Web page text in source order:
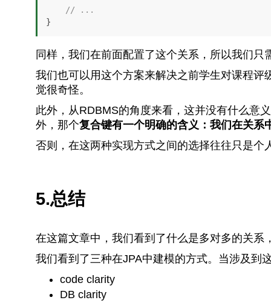
// ...
}
同样，我们在前面配置了这个关系，所以我们
我们也可以用这个方案来解决之前学生对课程
觉很奇怪。
此外，从RDBMS的角度来看，这并没有什么意
外，那个复合键有一个明确的含义：我们在关系
否则，在这两种实现方式之间的选择往往只是个
5.总结
在这篇文章中，我们看到了什么是多对多的关
我们看到了三种在JPA中建模的方式。当涉及到
code clarity
DB clarity